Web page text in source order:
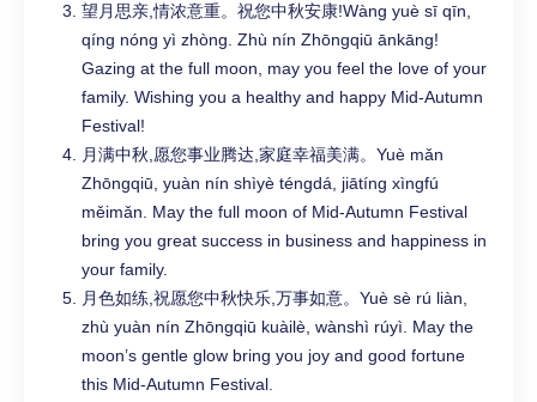
望月思亲,情浓意重。祝您中秋安康!Wàng yuè sī qīn,
qíng nóng yì zhòng. Zhù nín Zhōngqiū ānkāng!
Gazing at the full moon, may you feel the love of your
family. Wishing you a healthy and happy Mid-Autumn
Festival!
月满中秋,愿您事业腾达,家庭幸福美满。Yuè mǎn
Zhōngqiū, yuàn nín shìyè téngdá, jiātíng xìngfú
měimǎn. May the full moon of Mid-Autumn Festival
bring you great success in business and happiness in
your family.
月色如练,祝愿您中秋快乐,万事如意。Yuè sè rú liàn,
zhù yuàn nín Zhōngqiū kuàilè, wànshì rúyì. May the
moon’s gentle glow bring you joy and good fortune
this Mid-Autumn Festival.